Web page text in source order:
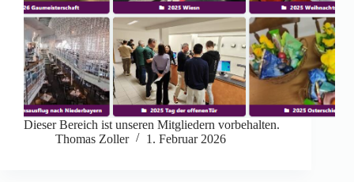
Dieser Bereich ist unseren Mitgliedern vorbehalten.
Thomas Zoller
1. Februar 2026